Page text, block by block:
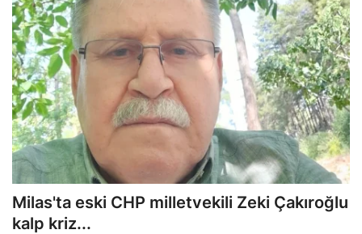
Turizm
Siyaset
Bodrum Nöbetçi Eczaneler
Köşe Yazarları
Spor
Milas'ta eski CHP milletvekili Zeki Çakıroğlu
kalp kriz...